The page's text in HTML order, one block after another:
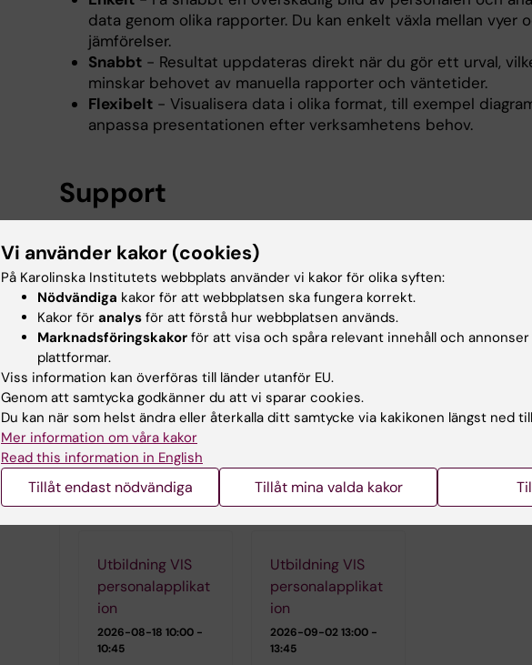
data genom olika rapporter. Du kan enkelt växla mellan vyer
jämförelser.
Snabbt - Resultat uppdateras direkt när du gör ett urval,
minskar behovet av manuella rapporter och väntetider.
Flexibelt - Visualisera data i olika format, till exempel
anpassa presentationen efter verksamhetens behov.
Support
Vid tekniska problem, kontakta
För frågor om innehåll eller funktionalitet i VIS, kontakta
Filmer och utbildning
Utbildningsfilmer hittar du längst ned på den här sidan
logga in på medarbetarportalen.
Digitala utbildningar ser du datum för här nedan.
Utbildningstillfällen
Utbildning VIS
personalapplikat
ion
2026-08-18 10:00 -
10:45
Utbildning VIS
personalapplikat
ion
2026-09-0213:00 -
13:45
Vi använder kakor (cookies)
På Karolinska Institutets webbplats använder vi kakor för olika syften:
Nödvändiga kakor för att webbplatsen ska fungera korrekt.
Kakor för analys för att förstå hur webbplatsen används.
Marknadsföringskakor för att visa och spåra relevant innehåll och
plattformar.
Viss information kan överföras till länder utanför EU.
Genom att samtycka godkänner du att vi sparar cookies.
Du kan när som helst ändra eller återkalla ditt samtycke via kakikonen längst ned
Mer information om våra kakor
Read this information in English
Tillåt endast nödvändiga Tillåt mina valda kakor